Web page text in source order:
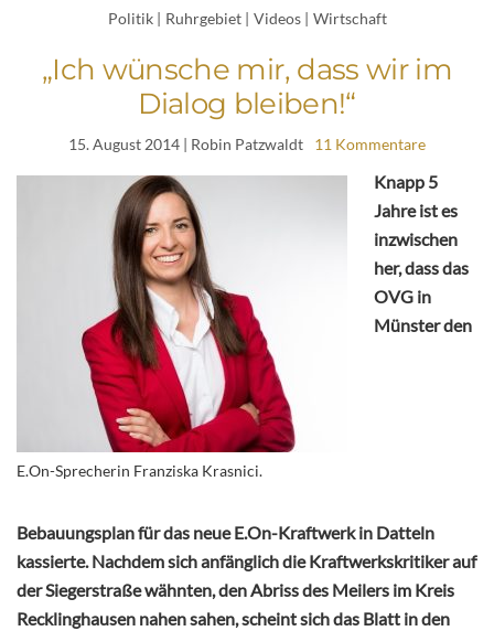
Politik | Ruhrgebiet | Videos | Wirtschaft
„Ich wünsche mir, dass wir im
Dialog bleiben!“
15. August 2014 | Robin Patzwaldt 11 Kommentare
E.On-Sprecherin Franziska Krasnici.
Knapp 5
Jahre ist es
inzwischen
her, dass das
OVG in
Münster den
Bebauungsplan für das neue E.On-Kraftwerk in Datteln
kassierte. Nachdem sich anfänglich die Kraftwerkskritiker auf
der Siegerstraße wähnten, den Abriss des Meilers im Kreis
Recklinghausen nahen sahen, scheint sich das Blatt in den